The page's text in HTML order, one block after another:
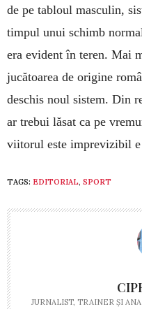
de pe tabloul masculin,
timpul unui schimb
era evident în teren. Mai
jucătoarea de origine
deschis noul sistem. Din
ar trebui lăsat ca pe
viitorul este imprevizibil
TAGS: EDITORIAL, SPORT
JURNALIST, TRAINER ŞI